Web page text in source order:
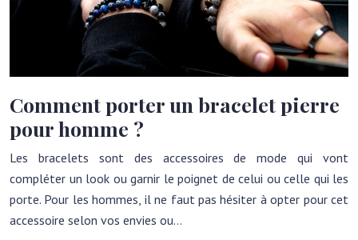
Comment porter un bracelet pierre
pour homme ?
Les bracelets sont des accessoires de mode qui vont
compléter un look ou garnir le poignet de celui ou celle qui les
porte. Pour les hommes, il ne faut pas hésiter à opter pour cet
accessoire selon vos envies ou…